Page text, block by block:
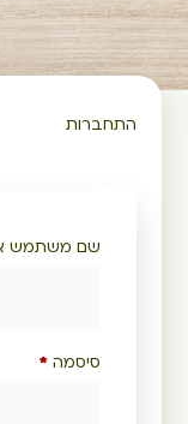
התחברות
שם משתמש
סיסמה *